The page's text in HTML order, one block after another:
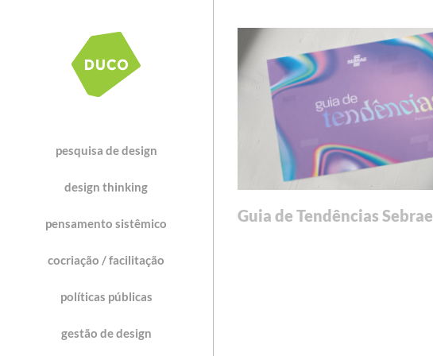
pesquisa de design
design thinking
pensamento sistêmico
cocriação / facilitação
políticas públicas
gestão de design
Guia de Tendências Sebrae